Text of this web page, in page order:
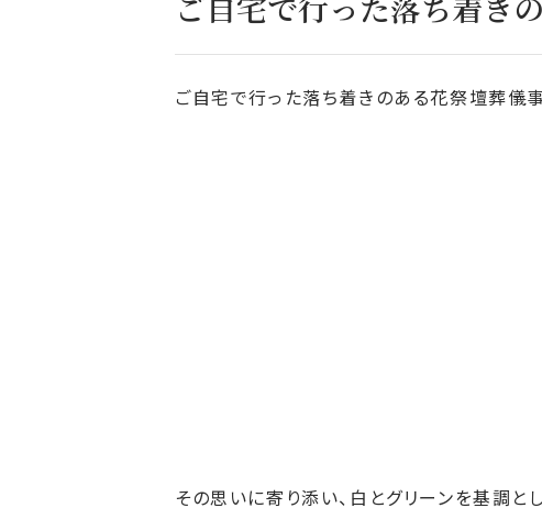
ご自宅で行った落ち着きのある花祭壇葬儀
その思いに寄り添い、白とグリーンを基調と